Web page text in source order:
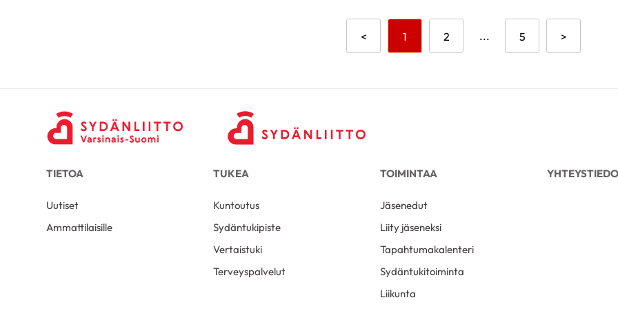
<Aikaisempi sivu
Mene sivulle
1 Mene sivulle
2 ... Mene sivulle
5 >Seuraava
TIETOA
Uutiset
Ammattilaisille
TUKEA
Kuntoutus
Sydäntukipiste
Vertaistuki
Terveyspalvelut
TOIMINTAA
Jäsenedut
Liity jäseneksi
Tapahtumakalenteri
Sydäntukitoiminta
Liikunta